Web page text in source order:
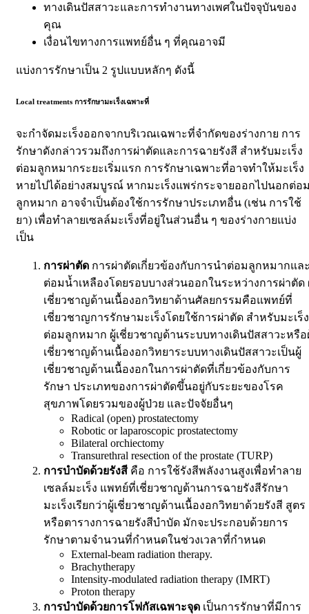
ทางเดินปัสสาวะและการทำงานทางเพศในปัจจุบันของ
คุณ
เงื่อนไขทางการแพทย์อื่น ๆ ที่คุณอาจมี
แบ่งการรักษาเป็น 2 รูปแบบหลักๆ ดังนี้
Local treatments การรักษามะเร็งเฉพาะที่
จะกำจัดมะเร็งออกจากบริเวณเฉพาะที่จำกัดของร่างกาย การ
รักษาดังกล่าวรวมถึงการผ่าตัดและการฉายรังสี สำหรับมะเร็ง
ต่อมลูกหมากระยะเริ่มแรก การรักษาเฉพาะที่อาจทำให้มะเร็ง
หายไปได้อย่างสมบูรณ์ หากมะเร็งแพร่กระจายออกไปนอกต่อ
ลูกหมาก อาจจำเป็นต้องใช้การรักษาประเภทอื่น (เช่น การใช้
ยา) เพื่อทำลายเซลล์มะเร็งที่อยู่ในส่วนอื่น ๆ ของร่างกายแบ่ง
เป็น
การผ่าตัด การผ่าตัดเกี่ยวข้องกับการนำต่อมลูกหมากแล
ต่อมน้ำเหลืองโดยรอบบางส่วนออกในระหว่างการผ่าตัด
เชี่ยวชาญด้านเนื้องอกวิทยาด้านศัลยกรรมคือแพทย์ที่
เชี่ยวชาญการรักษามะเร็งโดยใช้การผ่าตัด สำหรับมะเร็ง
ต่อมลูกหมาก ผู้เชี่ยวชาญด้านระบบทางเดินปัสสาวะหรือ
เชี่ยวชาญด้านเนื้องอกวิทยาระบบทางเดินปัสสาวะเป็นผู้
เชี่ยวชาญด้านเนื้องอกในการผ่าตัดที่เกี่ยวข้องกับการ
รักษา ประเภทของการผ่าตัดขึ้นอยู่กับระยะของโรค
สุขภาพโดยรวมของผู้ป่วย และปัจจัยอื่นๆ
Radical (open) prostatectomy
Robotic or laparoscopic prostatectomy
Bilateral orchiectomy
Transurethral resection of the prostate (TURP)
การบำบัดด้วยรังสี คือ การใช้รังสีพลังงานสูงเพื่อทำลาย
เซลล์มะเร็ง แพทย์ที่เชี่ยวชาญด้านการฉายรังสีรักษา
มะเร็งเรียกว่าผู้เชี่ยวชาญด้านเนื้องอกวิทยาด้วยรังสี สูตร
หรือตารางการฉายรังสีบำบัด มักจะประกอบด้วยการ
รักษาตามจำนวนที่กำหนดในช่วงเวลาที่กำหนด
External-beam radiation therapy.
Brachytherapy
Intensity-modulated radiation therapy (IMRT)
Proton therapy
การบำบัดด้วยการโฟกัสเฉพาะจุด เป็นการรักษาที่มีการ